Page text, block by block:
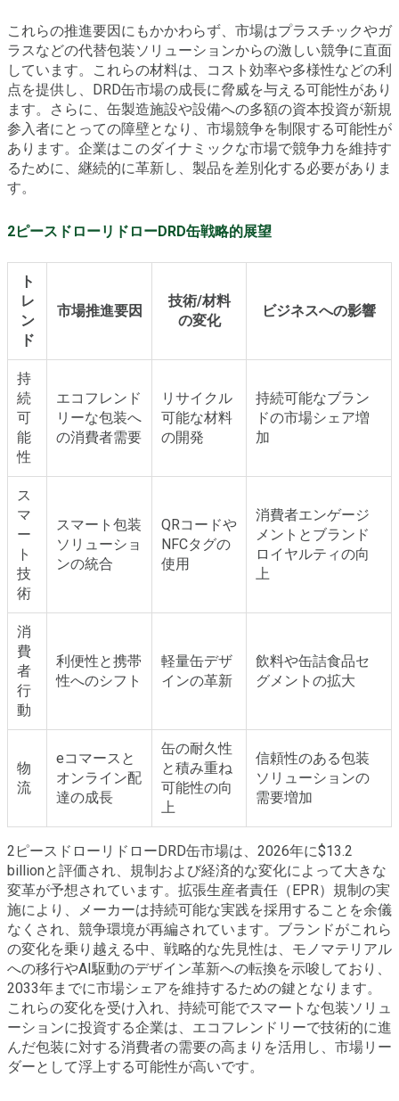
これらの推進要因にもかかわらず、市場はプラスチックやガ
ラスなどの代替包装ソリューションからの激しい競争に直面
しています。これらの材料は、コスト効率や多様性などの利
点を提供し、DRD缶市場の成長に脅威を与える可能性があり
ます。さらに、缶製造施設や設備への多額の資本投資が新規
参入者にとっての障壁となり、市場競争を制限する可能性が
あります。企業はこのダイナミックな市場で競争力を維持す
るために、継続的に革新し、製品を差別化する必要がありま
す。
2ピースドローリドローDRD缶戦略的展望
ト
レ
ン
ド
市場推進要因
技術/材料
の変化
ビジネスへの影響
持
続
可
能
性
エコフレンド
リーな包装へ
の消費者需要
リサイクル
可能な材料
の開発
持続可能なブラン
ドの市場シェア増
加
ス
マ
ー
ト
技
術
スマート包装
ソリューショ
ンの統合
QRコードや
NFCタグの
使用
消費者エンゲージ
メントとブランド
ロイヤルティの向
上
消
費
者
行
動
利便性と携帯
性へのシフト
軽量缶デザ
インの革新
飲料や缶詰食品セ
グメントの拡大
物
流
eコマースと
オンライン配
達の成長
缶の耐久性
と積み重ね
可能性の向
上
信頼性のある包装
ソリューションの
需要増加
2ピースドローリドローDRD缶市場は、2026年に$13.2
billionと評価され、規制および経済的な変化によって大きな
変革が予想されています。拡張生産者責任（EPR）規制の実
施により、メーカーは持続可能な実践を採用することを余儀
なくされ、競争環境が再編されています。ブランドがこれら
の変化を乗り越える中、戦略的な先見性は、モノマテリアル
への移行やAI駆動のデザイン革新への転換を示唆しており、
2033年までに市場シェアを維持するための鍵となります。
これらの変化を受け入れ、持続可能でスマートな包装ソリュ
ーションに投資する企業は、エコフレンドリーで技術的に進
んだ包装に対する消費者の需要の高まりを活用し、市場リー
ダーとして浮上する可能性が高いです。